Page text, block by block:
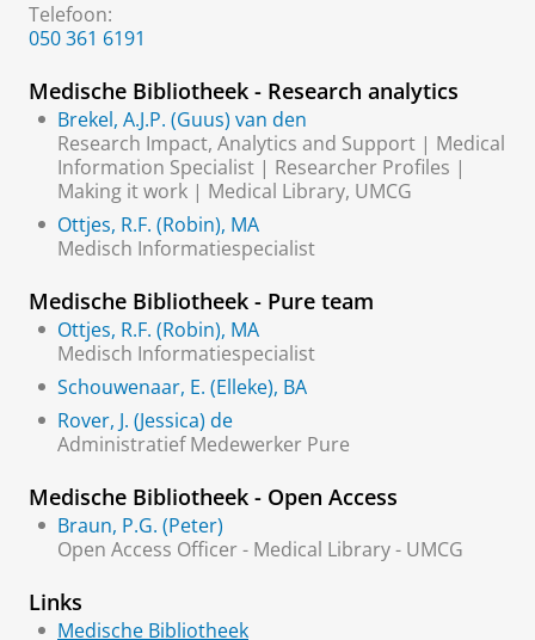
Telefoon:
050 361 6191
Medische Bibliotheek - Research analytics
Brekel, A.J.P. (Guus) van den
Research Impact, Analytics and Support | Medical
Information Specialist | Researcher Profiles |
Making it work | Medical Library, UMCG
Ottjes, R.F. (Robin), MA
Medisch Informatiespecialist
Medische Bibliotheek - Pure team
Ottjes, R.F. (Robin), MA
Medisch Informatiespecialist
Schouwenaar, E. (Elleke), BA
Rover, J. (Jessica) de
Administratief Medewerker Pure
Medische Bibliotheek - Open Access
Braun, P.G. (Peter)
Open Access Officer - Medical Library - UMCG
Links
Medische Bibliotheek